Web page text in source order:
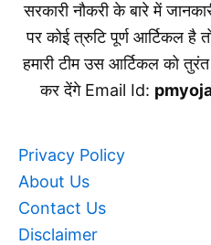
सरकारी नौकरी के बारे में
पर कोई त्रुटि पूर्ण आर्टिकल
हमारी टीम उस आर्टिकल को
कर देंगे Email Id:
Privacy Policy
About Us
Contact Us
Disclaimer